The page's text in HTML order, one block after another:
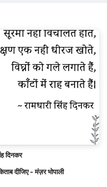
दिनकर
दीजिए - मंज़र भोपाली